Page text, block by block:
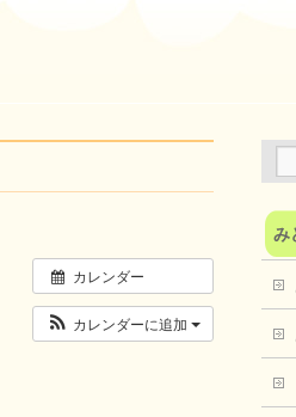
カレンダー
カレンダーに追加
み